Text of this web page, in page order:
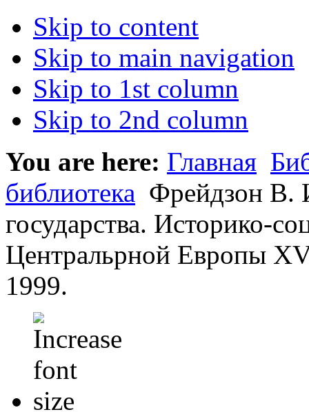
Skip to content
Skip to main navigation
Skip to 1st column
Skip to 2nd column
You are here: Главная
библиотека Фрейдзон В.
государства. Историко-
Центральрной Европы
1999.